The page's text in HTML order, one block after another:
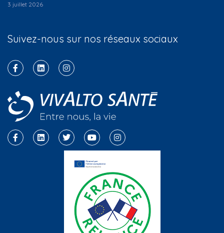
3 juillet 2026
Suivez-nous sur nos réseaux sociaux